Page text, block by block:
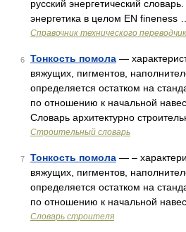
русский энергетический
энергетика в целом EN fineness …
Справочник технического
6 Тонкость помола —
вяжущих, пигментов,
определяется остатком на
по отношению к начальной
Словарь архитектурно
Строительный словарь
7 Тонкость помола — –
вяжущих, пигментов,
определяется остатком на
по отношению к начальной
Словарь строителя